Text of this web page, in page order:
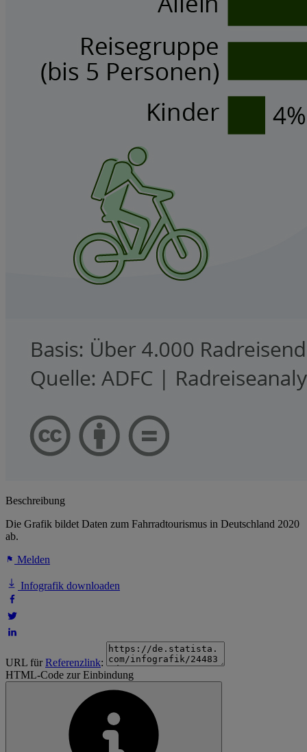
Beschreibung
Die Grafik bildet Daten zum Fahrradtourismus in Deutschland 2020
ab.
Melden
Infografik downloaden
URL fürReferenzlink:
HTML-Code zur Einbindung